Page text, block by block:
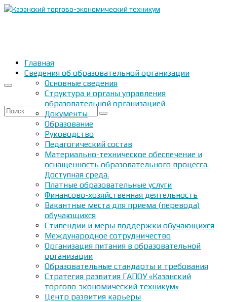
Искать:
Главная
Сведения об образовательной организации
Основные сведения
Структура и органы управления
образовательной организацией
Документы
Образование
Руководство
Педагогический состав
Материально-техническое обеспечение и
оснащенность образовательного процесса.
Доступная среда.
Платные образовательные услуги
Финансово-хозяйственная деятельность
Вакантные места для приема (перевода)
обучающихся
Стипендии и меры поддержки обучающихся
Международное сотрудничество
Организация питания в образовательной
организации
Образовательные стандарты и требования
Стратегия развития ГАПОУ «Казанский
торгово-экономический техникум»
Центр развития карьеры